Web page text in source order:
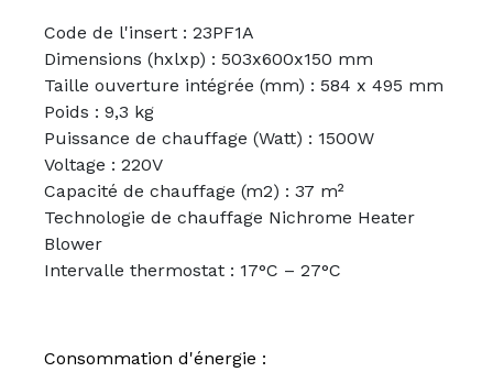
Code de l'insert : 23PF1A
Dimensions (hxlxp) : 503x600x150 mm
Taille ouverture intégrée (mm) : 584 x 495 mm
Poids : 9,3 kg
Puissance de chauffage (Watt) : 1500W
Voltage : 220V
Capacité de chauffage (m2) : 37 m²
Technologie de chauffage Nichrome Heater
Blower
Intervalle thermostat : 17°C – 27°C
Consommation d'énergie :